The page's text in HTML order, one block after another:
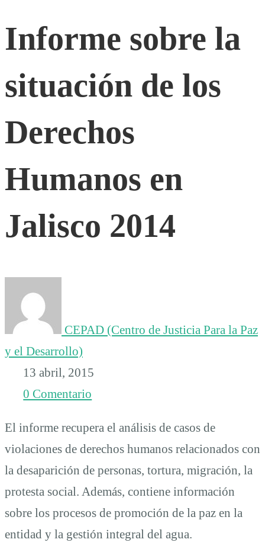
la
situación
de
los
Derechos
Humanos
Jalisco
2014
Informe sobre la
situación de los
Derechos
Humanos en
Jalisco 2014
CEPAD (Centro de Justicia Para la Paz
y el Desarrollo)
13 abril, 2015
0 Comentario
El informe recupera el análisis de casos de
violaciones de derechos humanos relacionados con
la desaparición de personas, tortura, migración, la
protesta social. Además, contiene información
sobre los procesos de promoción de la paz en la
entidad y la gestión integral del agua.